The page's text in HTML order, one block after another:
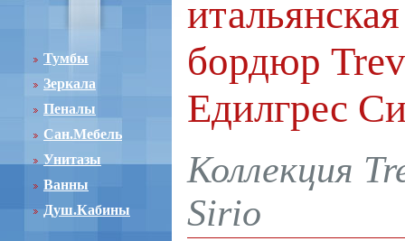
Тумбы
Зеркала
Пеналы
Сан.Мебель
Унитазы
Ванны
Душ.Кабины
бордюр
Едилгрес
Коллекция
Sirio